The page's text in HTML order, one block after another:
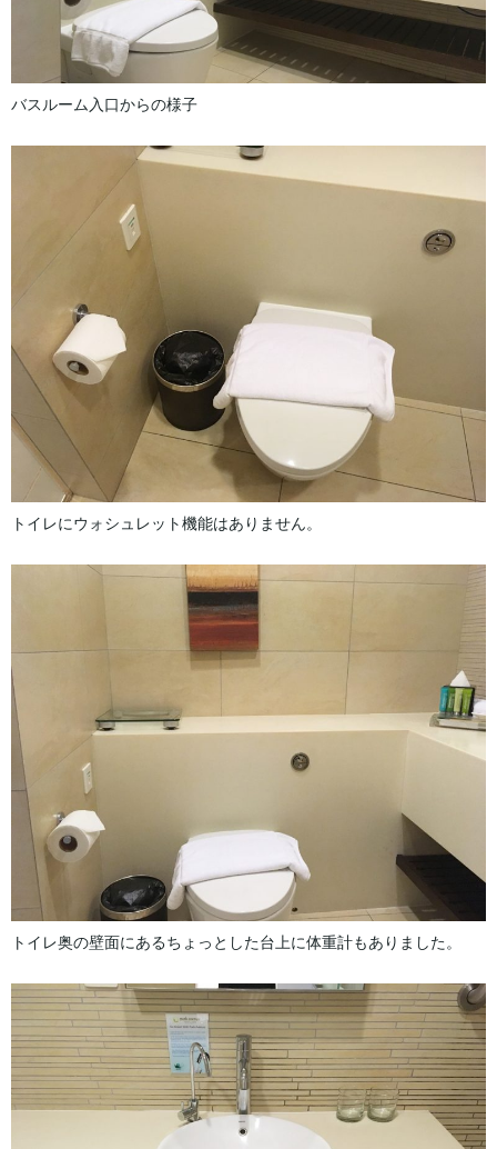
バスルーム入口からの様子
トイレにウォシュレット機能はありません。
トイレ奥の壁面にあるちょっとした台上に体重計もありました。